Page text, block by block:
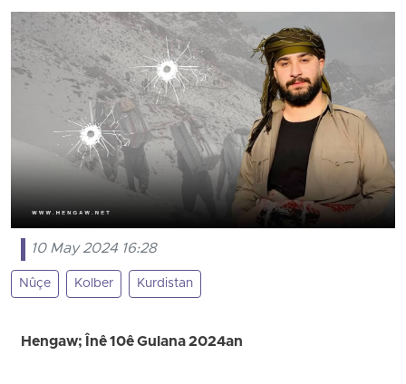
10 May 2024 16:28
Nûçe Kolber Kurdistan
Hengaw; Înê 10ê Gulana 2024an